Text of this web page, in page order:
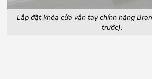
Lắp đặt khóa cửa vân tay chính hãng
trước).